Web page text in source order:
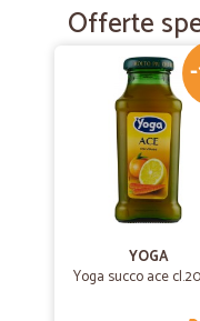
Offerte
YOGA
Yoga succo ace